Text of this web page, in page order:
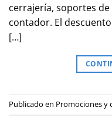
cerrajería, soportes
contador. El
[…]
Publicado en Promociones y